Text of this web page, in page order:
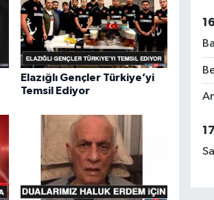
Elazığlı Gençler Türkiye’yi
Temsil Ediyor